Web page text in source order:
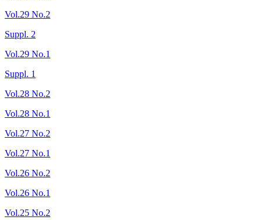
Vol.29 No.2
Suppl. 2
Vol.29 No.1
Suppl. 1
Vol.28 No.2
Vol.28 No.1
Vol.27 No.2
Vol.27 No.1
Vol.26 No.2
Vol.26 No.1
Vol.25 No.2